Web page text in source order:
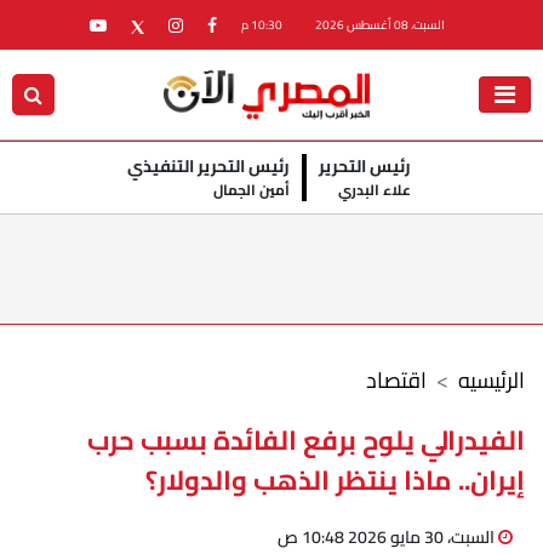
السبت، 08 أغسطس 2026
رئيس التحرير
علاء البدري
رئيس التحرير التنفيذي
أمين الجمال
اقتصاد الرئيسيه
الفيدرالي يلوح برفع الفائدة بسبب حرب
إيران.. ماذا ينتظر الذهب والدولار؟
السبت، 30 مايو 2026 10:48 ص